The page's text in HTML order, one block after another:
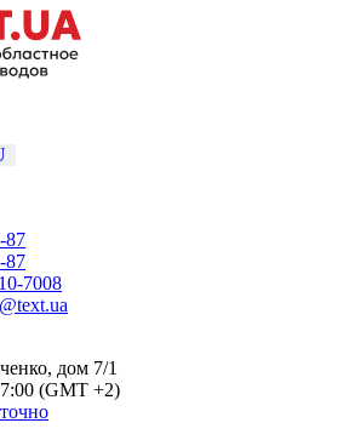
87
87
7008
дом 7/1
(GMT +2)